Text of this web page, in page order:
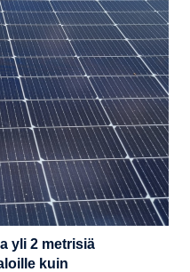
yli 2 metrisiä
kuin